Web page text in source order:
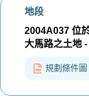
地段
2004A037 位
大馬路之土地 -
規劃條件圖